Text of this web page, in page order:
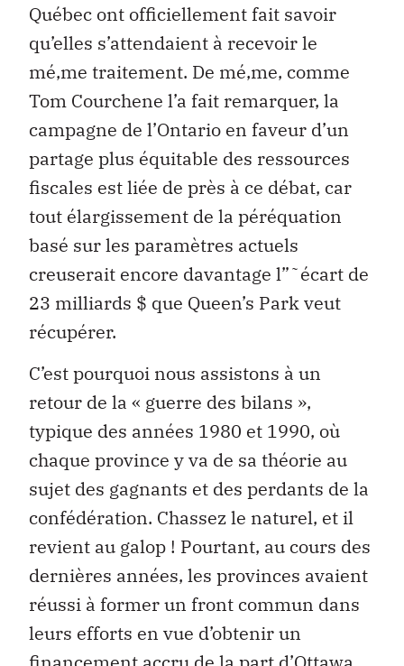
Québec ont officiellement fait savoir
qu’elles s’attendaient à recevoir le
mé‚me traitement. De mé‚me, comme
Tom Courchene l’a fait remarquer, la
campagne de l’Ontario en faveur d’un
partage plus équitable des ressources
fiscales est liée de près à ce débat, car
tout élargissement de la péréquation
basé sur les paramètres actuels
creuserait encore davantage l”˜écart de
23 milliards $ que Queen’s Park veut
récupérer.
C’est pourquoi nous assistons à un
retour de la « guerre des bilans »,
typique des années 1980 et 1990, où
chaque province y va de sa théorie au
sujet des gagnants et des perdants de la
confédération. Chassez le naturel, et il
revient au galop ! Pourtant, au cours des
dernières années, les provinces avaient
réussi à former un front commun dans
leurs efforts en vue d’obtenir un